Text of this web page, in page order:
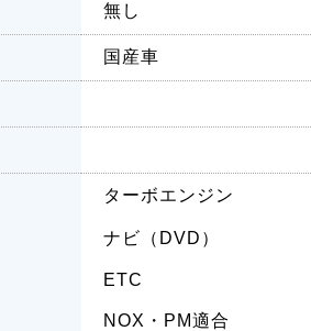
無し
国産車
ターボエンジン
ナビ（DVD）
ETC
NOX・PM適合